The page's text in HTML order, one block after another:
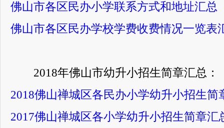
佛山市各区民办小学联系方式和地址汇总
佛山市各区民办学校学费收费情况一览表
2018年佛山市幼升小招生简章汇总：
2018佛山禅城区各民办小学幼升小招生简
2017佛山禅城区各小学幼升小招生简章汇